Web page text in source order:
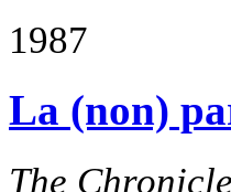
1987
La (non)
The Chronicle